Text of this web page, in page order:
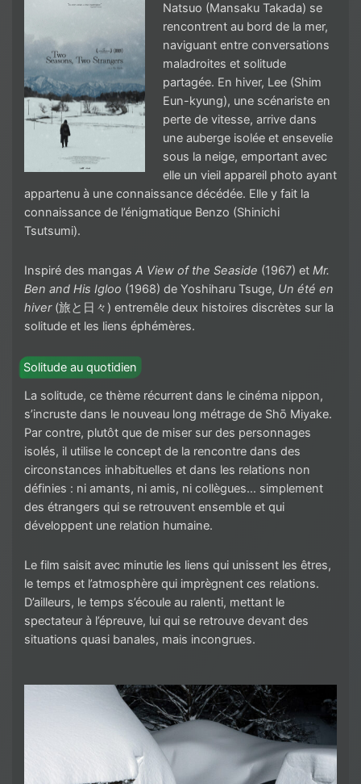
Natsuo (Mansaku Takada) se
rencontrent au bord de la mer,
naviguant entre conversations
maladroites et solitude
partagée. En hiver, Lee (Shim
Eun-kyung), une scénariste en
perte de vitesse, arrive dans
une auberge isolée et ensevelie
sous la neige, emportant avec
elle un vieil appareil photo ayant
appartenu à une connaissance décédée. Elle y fait la
connaissance de l’énigmatique Benzo (Shinichi
Tsutsumi).
Inspiré des mangas A View of the Seaside (1967) et Mr.
Ben and His Igloo (1968) de Yoshiharu Tsuge, Un été en
hiver(旅と日々) entremêle deux histoires discrètes sur la
solitude et les liens éphémères.
Solitude au quotidien
La solitude, ce thème récurrent dans le cinéma nippon,
s’incruste dans le nouveau long métrage de Shō Miyake.
Par contre, plutôt que de miser sur des personnages
isolés, il utilise le concept de la rencontre dans des
circonstances inhabituelles et dans les relations non
définies : ni amants, ni amis, ni collègues… simplement
des étrangers qui se retrouvent ensemble et qui
développent une relation humaine.
Le film saisit avec minutie les liens qui unissent les êtres,
le temps et l’atmosphère qui imprègnent ces relations.
D’ailleurs, le temps s’écoule au ralenti, mettant le
spectateur à l’épreuve, lui qui se retrouve devant des
situations quasi banales, mais incongrues.